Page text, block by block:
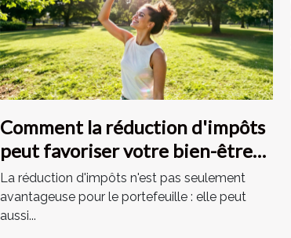
Comment la réduction d'impôts
peut favoriser votre bien-être
physique ?
La réduction d'impôts n'est pas seulement
avantageuse pour le portefeuille : elle peut
aussi...